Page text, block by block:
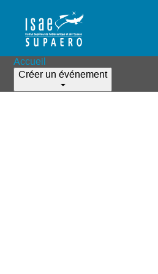
Accueil
Créer un événement